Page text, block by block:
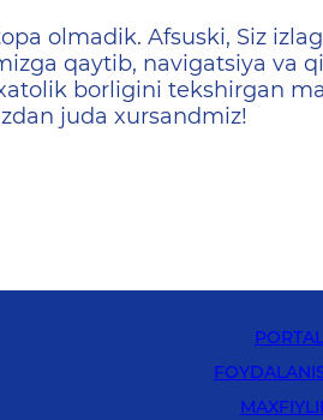
olmadik. Afsuski, Siz
qaytib, navigatsiya va
borligini tekshirgan
juda xursandmiz!